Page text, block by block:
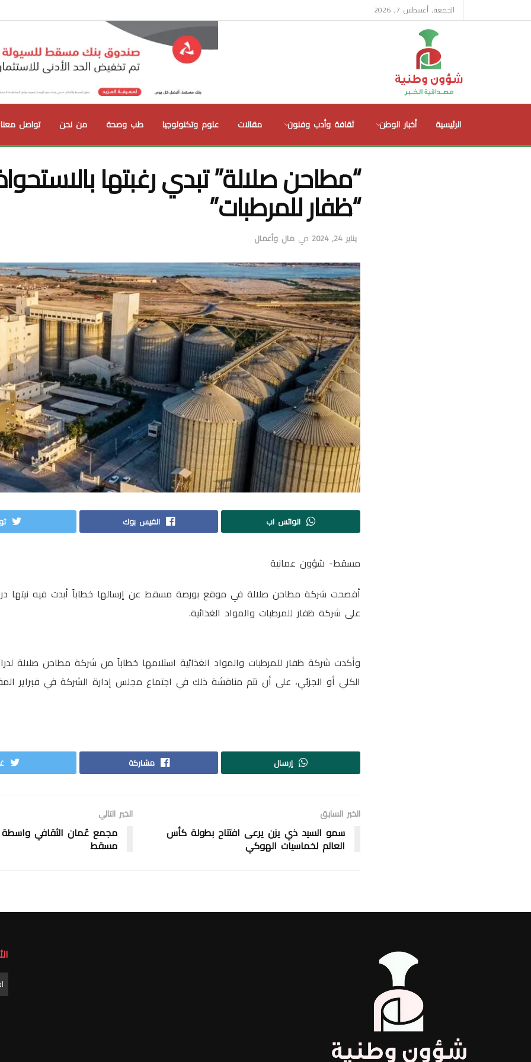
الجمعة, أغسطس 7, 2026
الرئيسية أخبار الوطن ثقافة وأدب وفنون مقالات علوم وتكنولوجيا طب وصحة من نحن تواصل معنا
“مطاحن صلالة” تبدي رغبتها
“ظفار للمرطبات”
يناير 24, 2024 في مال وأعمال
الواتس اب الفيس بوك
مسقط- شؤون عمانية
أفصحت شركة مطاحن صلالة في موقع بورصة مسقط عن إرسالها خطاباً أبدت فيه نيتها
على شركة ظفار للمرطبات والمواد الغذائية.
وأكدت شركة ظفار للمرطبات والمواد الغذائية استلامها خطاباً من شركة مطاحن صلالة
الكلي أو الجزئي، على أن تتم مناقشة ذلك في اجتماع مجلس إدارة الشركة في فبراير
إرسال مشاركة
الخبر السابق
سمو السيد ذي يزن يرعى افتتاح بطولة كأس
العالم لخماسيات الهوكي
الخبر التالي
مجمع عُمان الثقافي واسطة
مسقط